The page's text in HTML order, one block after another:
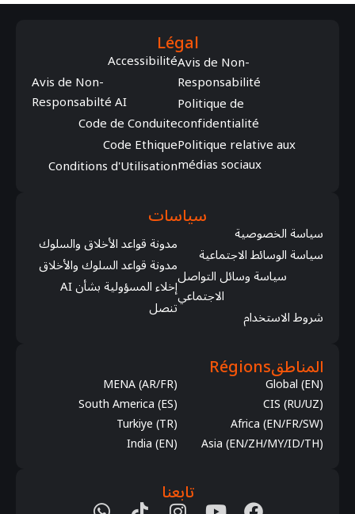
Légal
Avis de Non-
Responsabilité
Politique de
confidentialité
Politique relative aux
médias sociaux
Accessibilité
Avis de Non-
Responsabilté AI
Code de Conduite
Code Ethique
Conditions d'Utilisation
سياسات
سياسة الخصوصية
سياسة الوسائط الاجتماعية
سياسة وسائل التواصل
الاجتماعي
شروط الاستخدام
مدونة قواعد الأخلاق والسلوك
مدونة قواعد السلوك والأخلاق
إخلاء المسؤولية بشأن AI
تنصل
المناطقRégions
Global (EN)
CIS (RU/UZ)
Africa (EN/FR/SW)
Asia (EN/ZH/MY/ID/TH)
MENA (AR/FR)
South America (ES)
Turkiye (TR)
India (EN)
تابعنا